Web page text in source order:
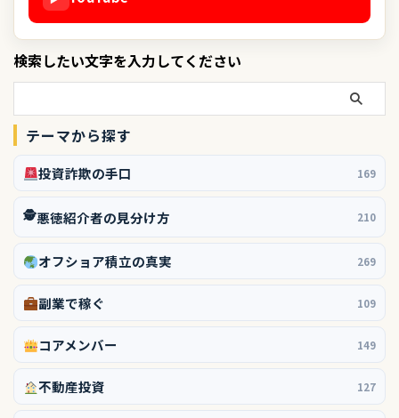
検索したい文字を入力してください
テーマから探す
投資詐欺の手口 169
🕵️悪徳紹介者の見分け方 210
オフショア積立の真実 269
副業で稼ぐ 109
コアメンバー 149
不動産投資 127